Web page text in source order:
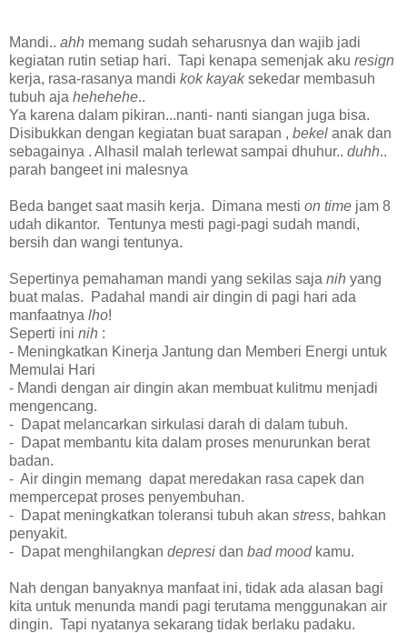
Mandi.. ahh memang sudah seharusnya dan wajib jadi
kegiatan rutin setiap hari. Tapi kenapa semenjak aku resign
kerja, rasa-rasanya mandi kok kayaksekedar membasuh
tubuh aja hehehehe..
Ya karena dalam pikiran...nanti- nanti siangan juga bisa.
Disibukkan dengan kegiatan buat sarapan , bekel anak dan
sebagainya . Alhasil malah terlewat sampai dhuhur.. duhh..
parah bangeet ini malesnya
Beda banget saat masih kerja. Dimana mesti on time jam 8
udah dikantor. Tentunya mesti pagi-pagi sudah mandi,
bersih dan wangi tentunya.
Sepertinya pemahaman mandi yang sekilas saja nih yang
buat malas. Padahal mandi air dingin di pagi hari ada
manfaatnya lho!
Seperti ini nih :
- Meningkatkan Kinerja Jantung dan Memberi Energi untuk
Memulai Hari
- Mandi dengan air dingin akan membuat kulitmu menjadi
mengencang.
- Dapat melancarkan sirkulasi darah di dalam tubuh.
- Dapat membantu kita dalam proses menurunkan berat
badan.
- Air dingin memang dapat meredakan rasa capek dan
mempercepat proses penyembuhan.
- Dapat meningkatkan toleransi tubuh akan stress, bahkan
penyakit.
- Dapat menghilangkan depresi dan bad moodkamu.
Nah dengan banyaknya manfaat ini, tidak ada alasan bagi
kita untuk menunda mandi pagi terutama menggunakan air
dingin. Tapi nyatanya sekarang tidak berlaku padaku.